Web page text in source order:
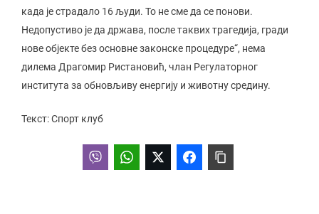
када је страдало 16 људи. То не сме да се понови.
Недопустиво је да држава, после таквих трагедија, гради
нове објекте без основне законске процедуре“, нема
дилема Драгомир Ристановић, члан Регулаторног
института за обновљиву енергију и животну средину.
Текст: Спорт клуб